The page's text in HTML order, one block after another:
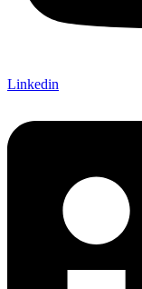
Linkedin